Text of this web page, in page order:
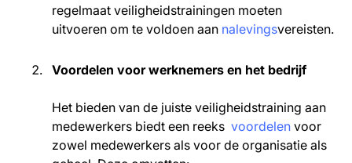
regelmaat veiligheidstrainingen moeten
uitvoeren om te voldoen aan nalevingsvereisten.
Voordelen voor werknemers en het bedrijf
Het bieden van de juiste veiligheidstraining aan
medewerkers biedt een reeks voordelen voor
zowel medewerkers als voor de organisatie als